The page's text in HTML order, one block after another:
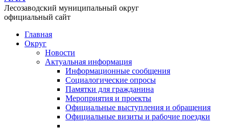
Лесозаводский муниципальный округ
официальный сайт
Главная
Округ
Новости
Актуальная информация
Информационные сообщения
Социалогические опросы
Памятки для гражданина
Мероприятия и проекты
Официальные выступления и обращения
Официальные визиты и рабочие поездки